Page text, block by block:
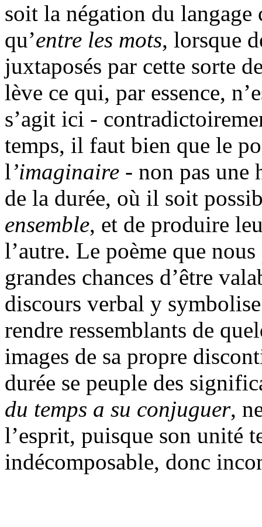
soit la négation du langage
qu’entre les mots, lorsque
juxtaposés par cette sorte
lève ce qui, par essence,
s’agit ici -
temps, il faut bien que le
l’imaginaire - non pas une
de la durée, où il soit
ensemble, et de produire
l’autre. Le poème que
grandes chances d’être
discours verbal y
rendre ressemblants de
images de sa propre
durée se peuple des
du temps a su conjuguer,
l’esprit, puisque son unité
indécomposable, donc